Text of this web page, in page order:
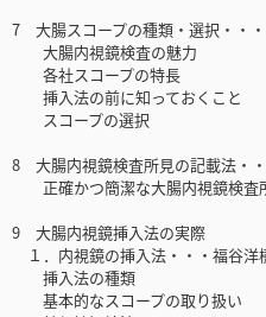
7 大腸スコープの種類・選択・・
大腸内視鏡検査の魅力
各社スコープの特長
挿入法の前に知っておくこと
スコープの選択
8 大腸内視鏡検査所見の記載法・
正確かつ簡潔な大腸内視鏡検査
9 大腸内視鏡挿入法の実際
１．内視鏡の挿入法・・・福谷洋
挿入法の種類
基本的なスコープの取り扱い